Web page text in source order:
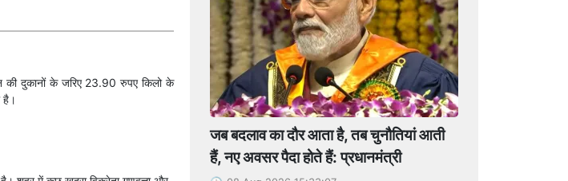
की दुकानों के जरिए 23.90 रुपए किलो के
है।
जब बदलाव का दौर आता है, तब चुनौतियां आती
हैं, नए अवसर पैदा होते हैं: प्रधानमंत्री